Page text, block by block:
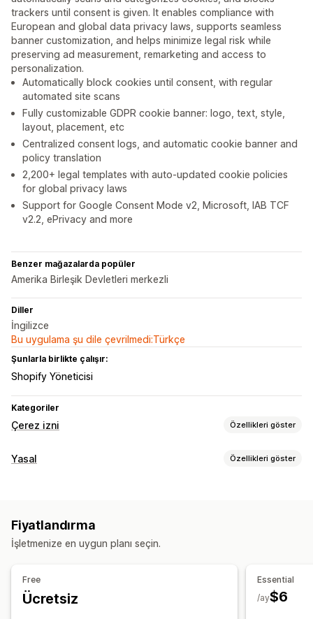
trackers until consent is given. It enables compliance with
European and global data privacy laws, supports seamless
banner customization, and helps minimize legal risk while
preserving ad measurement, remarketing and access to
personalization.
Automatically block cookies until consent, with regular
automated site scans
Fully customizable GDPR cookie banner: logo, text, style,
layout, placement, etc
Centralized consent logs, and automatic cookie banner and
policy translation
2,200+ legal templates with auto-updated cookie policies
for global privacy laws
Support for Google Consent Mode v2, Microsoft, IAB TCF
v2.2, ePrivacy and more
Benzer mağazalarda popüler
Amerika Birleşik Devletleri merkezli
Diller
İngilizce
Bu uygulama şu dile çevrilmedi:Türkçe
Şunlarla birlikte çalışır:
Shopify Yöneticisi
Kategoriler
Çerez izni Özellikleri göster
Görüntüleme seçenekleri
Kullanıcı arabirimi olmayan destek
Erişilebilirlik uyumluluğu
İzin günlükleri
Yasal Özellikleri göster
Hükümler ve koşullar
Uyumluluk raporları
Onay kutuları
Fiyatlandırma
İşletmenize en uygun planı seçin.
Free
Ücretsiz
Essential
$6
/ay